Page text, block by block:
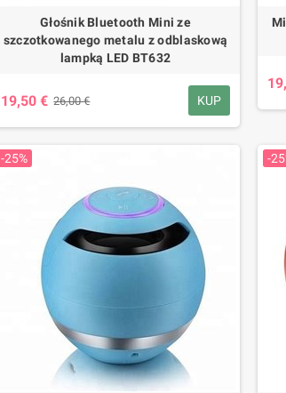
Głośnik Bluetooth Mini ze
szczotkowanego metalu z odblaskową
lampką LED BT632
19,50 € 26,00 € KUP
-25% -